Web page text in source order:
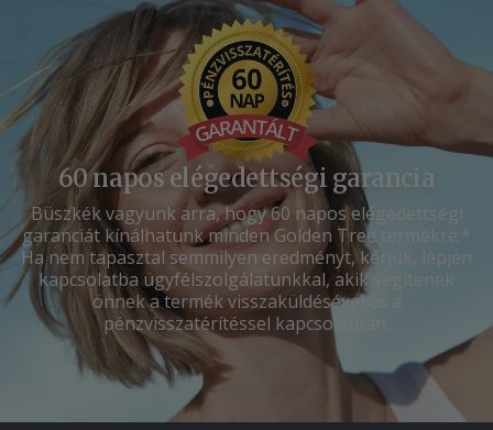
60 napos elégedettségi garancia
Büszkék vagyunk arra, hogy 60 napos elégedettségi
garanciát kínálhatunk minden Golden Tree termékre.*
Ha nem tapasztal semmilyen eredményt, kérjük, lépjen
kapcsolatba ügyfélszolgálatunkkal, akik segítenek
önnek a termék visszaküldésével és a
pénzvisszatérítéssel kapcsolatban.